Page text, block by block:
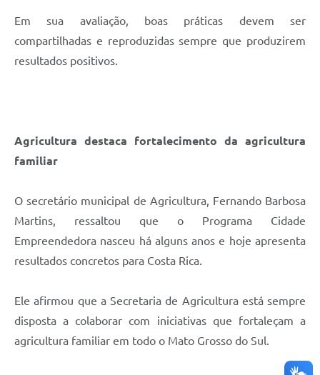
Em sua avaliação, boas práticas devem ser
compartilhadas e reproduzidas sempre que produzirem
resultados positivos.
Agricultura destaca fortalecimento da agricultura
familiar
O secretário municipal de Agricultura, Fernando Barbosa
Martins, ressaltou que o Programa Cidade
Empreendedora nasceu há alguns anos e hoje apresenta
resultados concretos para Costa Rica.
Ele afirmou que a Secretaria de Agricultura está sempre
disposta a colaborar com iniciativas que fortaleçam a
agricultura familiar em todo o Mato Grosso do Sul.